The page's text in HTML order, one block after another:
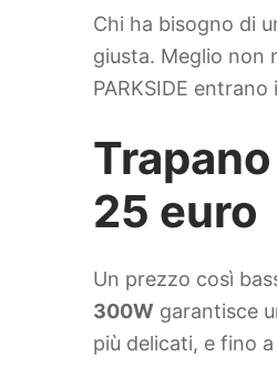
Chi ha bisogno di
giusta. Meglio non
PARKSIDE
25 euro
Un prezzo così
300W garantisce
più delicati, e fino a